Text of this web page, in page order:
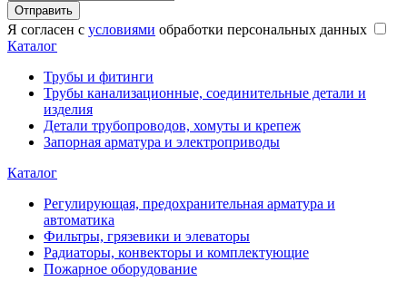
Отправить
Я согласен с условиями обработки персональных данных
Каталог
Трубы и фитинги
Трубы канализационные, соединительные детали и
изделия
Детали трубопроводов, хомуты и крепеж
Запорная арматура и электроприводы
Каталог
Регулирующая, предохранительная арматура и
автоматика
Фильтры, грязевики и элеваторы
Радиаторы, конвекторы и комплектующие
Пожарное оборудование